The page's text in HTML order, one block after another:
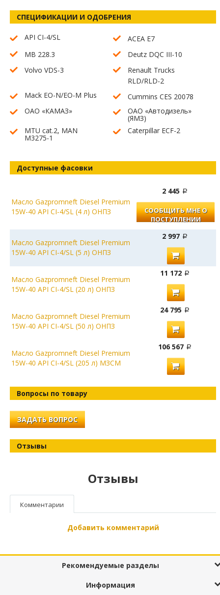
СПЕЦИФИКАЦИИ И ОДОБРЕНИЯ
API CI-4/SL
ACEA E7
MB 228.3
Deutz DQC III-10
Volvo VDS-3
Renault Trucks
RLD/RLD-2
Mack EO-N/EO-M Plus
Cummins CES 20078
ОАО «КАМАЗ»
ОАО «Автодизель»
(ЯМЗ)
MTU cat.2, MAN
M3275-1
Caterpillar ECF-2
Доступные фасовки
Масло Gazpromneft Diesel Premium
15W-40 API CI-4/SL (4 л) ОНПЗ
2 445
СООБЩИТЬ МНЕ О
ПОСТУПЛЕНИИ
Масло Gazpromneft Diesel Premium
15W-40 API CI-4/SL (5 л) ОНПЗ
2 997
Масло Gazpromneft Diesel Premium
15W-40 API CI-4/SL (20 л) ОНПЗ
11 172
Масло Gazpromneft Diesel Premium
15W-40 API CI-4/SL (50 л) ОНПЗ
24 795
Масло Gazpromneft Diesel Premium
15W-40 API CI-4/SL (205 л) МЗСМ
106 567
Вопросы по товару
ЗАДАТЬ ВОПРОС
Отзывы
Отзывы
Комментарии
Добавить комментарий
Рекомендуемые разделы
Информация